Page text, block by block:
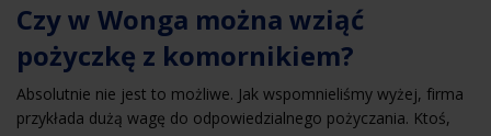
Czy w Wonga można wziąć
pożyczkę z komornikiem?
Absolutnie nie jest to możliwe. Jak wspomnieliśmy wyżej, firma
przykłada dużą wagę do odpowiedzialnego pożyczania. Ktoś,